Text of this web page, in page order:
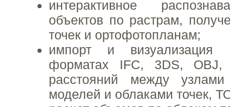
интерактивное
объектов по растрам,
точек и ортофотопланам;
импорт и
форматах IFC, 3DS, OBJ,
расстояний между
моделей и облаками точек,